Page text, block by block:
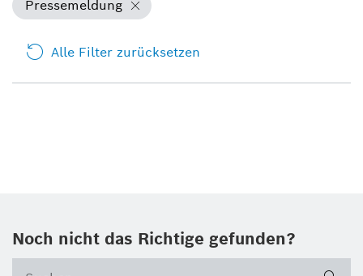
Pressemeldung
Alle Filter zurücksetzen
Noch nicht das Richtige gefunden?